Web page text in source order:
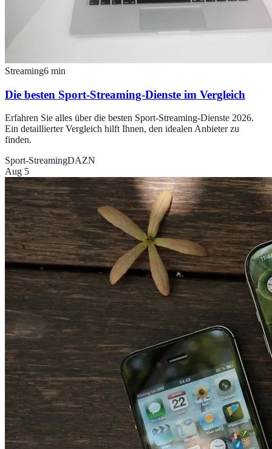
Streaming6 min
Die besten Sport-Streaming-Dienste im Vergleich
Erfahren Sie alles über die besten Sport-Streaming-Dienste 2026.
Ein detaillierter Vergleich hilft Ihnen, den idealen Anbieter zu
finden.
Sport-StreamingDAZN
Aug 5